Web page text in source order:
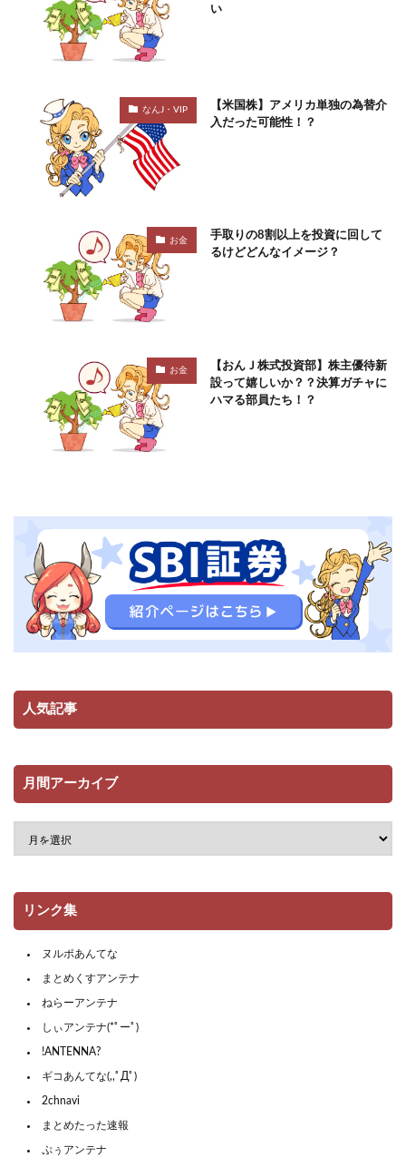
い
なんJ・VIP
【米国株】アメリカ単独の為替介
入だった可能性！？
お金
手取りの8割以上を投資に回して
るけどどんなイメージ？
お金
【おんＪ株式投資部】株主優待新
設って嬉しいか？？決算ガチャに
ハマる部員たち！？
人気記事
月間アーカイブ
リンク集
ヌルポあんてな
まとめくすアンテナ
ねらーアンテナ
しぃアンテナ(*ﾟーﾟ)
!ANTENNA?
ギコあんてな(,,ﾟДﾟ)
2chnavi
まとめたった速報
ぷぅアンテナ